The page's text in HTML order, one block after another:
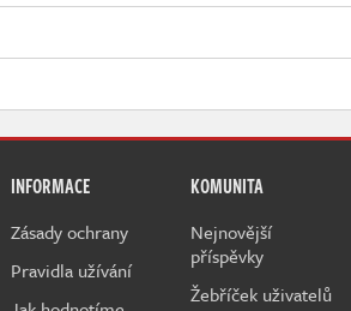
INFORMACE
Zásady ochrany
Pravidla užívání
KOMUNITA
Nejnovější
příspěvky
Žebříček uživatelů